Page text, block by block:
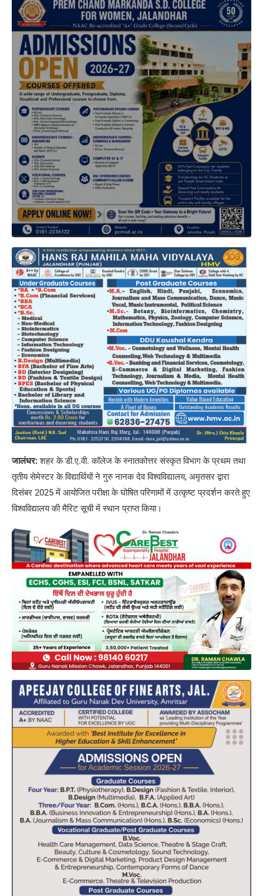
जालंधर:शहर के डी.ए.वी. कॉलेज के स्नातकोत्तर संस्कृत विभाग के प्रथम तथा
तृतीय सेमेस्टर के विद्यार्थियों ने गुरु नानक देव विश्वविद्यालय, अमृतसर द्वारा
दिसंबर 2025 में आयोजित परीक्षा के घोषित परिणामों में उत्कृष्ट प्रदर्शन करते हुए
विश्वविद्यालय की मैरिट सूची में स्थान प्राप्त किया।